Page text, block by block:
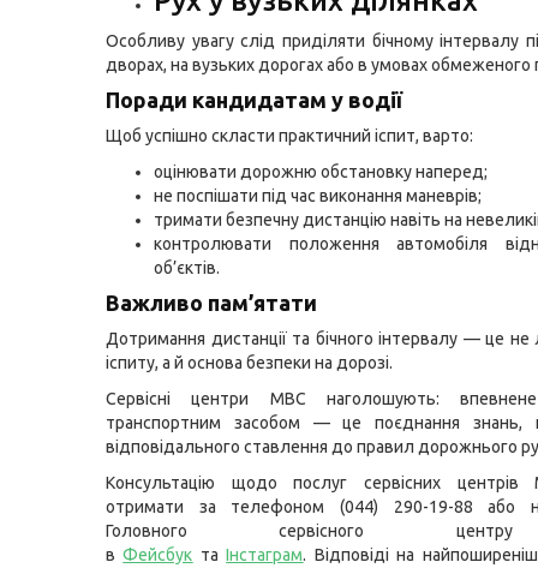
Особливу увагу слід приділяти бічному інтервалу
дворах, на вузьких дорогах або в умовах обмеженого
Поради кандидатам у водії
Щоб успішно скласти практичний іспит, варто:
оцінювати дорожню обстановку наперед;
не поспішати під час виконання маневрів;
тримати безпечну дистанцію навіть на
контролювати положення автомобіля
об’єктів.
Важливо пам’ятати
Дотримання дистанції та бічного інтервалу — це
іспиту, а й основа безпеки на дорозі.
Сервісні центри МВС наголошують:
транспортним засобом — це поєднання знань,
відповідального ставлення до правил дорожнього
Консультацію щодо послуг сервісних
отримати за телефоном (044) 290-19-88 або
Головного сервісного
вФейсбук таІнстаграм. Відповіді на